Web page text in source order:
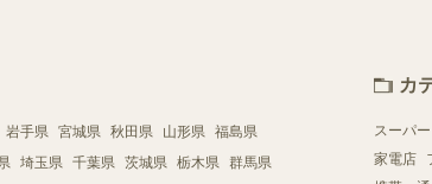
岩手県 宮城県 秋田県 山形県 福島県
埼玉県 千葉県 茨城県 栃木県 群馬県
カ
スーパー
家電店